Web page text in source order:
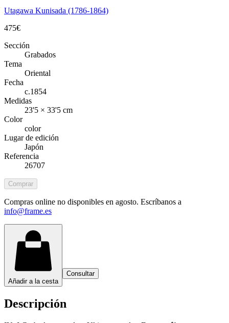
Utagawa Kunisada (1786-1864)
475€
Sección
Grabados
Tema
Oriental
Fecha
c.1854
Medidas
23'5 × 33'5 cm
Color
color
Lugar de edición
Japón
Referencia
26707
Comprar
Compras online no disponibles en agosto. Escríbanos a
info@frame.es
Añadir a la cesta
Consultar
Descripción